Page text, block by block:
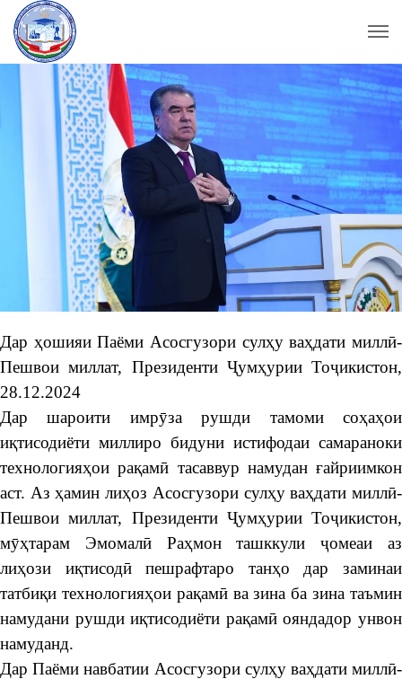
Дар ҳошияи Паёми Асосгузори сулҳу ваҳдати миллӣ-
Пешвои миллат, Президенти Ҷумҳурии Тоҷикистон,
28.12.2024
Дар шароити имрӯза рушди тамоми соҳаҳои
иқтисодиёти миллиро бидуни истифодаи самараноки
технологияҳои рақамӣ тасаввур намудан ғайриимкон
аст. Аз ҳамин лиҳоз Асосгузори сулҳу ваҳдати миллӣ-
Пешвои миллат, Президенти Ҷумҳурии Тоҷикистон,
мӯҳтарам Эмомалӣ Раҳмон ташккули ҷомеаи аз
лиҳози иқтисодӣ пешрафтаро танҳо дар заминаи
татбиқи технологияҳои рақамӣ ва зина ба зина таъмин
намудани рушди иқтисодиёти рақамӣ ояндадор унвон
намуданд.
Дар Паёми навбатии Асосгузори сулҳу ваҳдати миллӣ-